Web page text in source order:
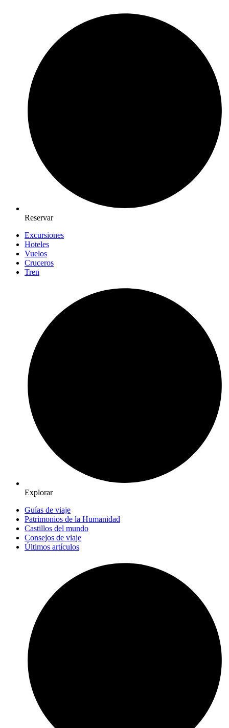
Reservar
Excursiones
Hoteles
Vuelos
Cruceros
Tren
Explorar
Guías de viaje
Patrimonios de la Humanidad
Castillos del mundo
Consejos de viaje
Últimos artículos